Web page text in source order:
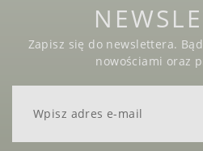
Zapisz się do newslettera.
nowościami oraz